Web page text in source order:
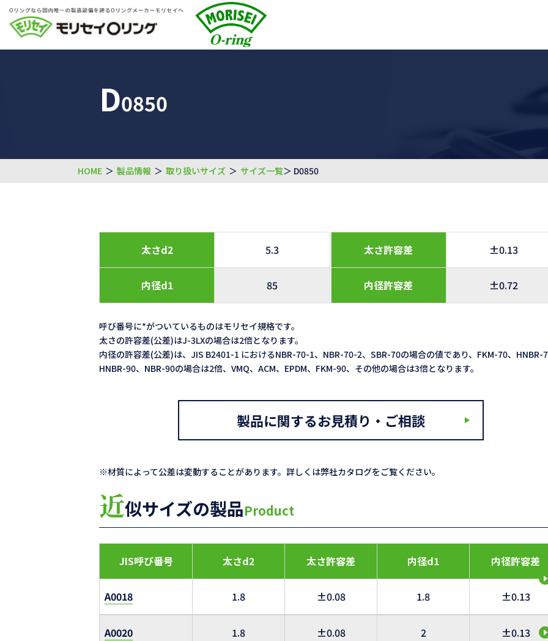
D0850
HOME ＞ 製品情報 ＞ 取り扱いサイズ ＞ サイズ一覧＞ D0850
太さd2 5.3
内径d1 85
太さ許容差 ±0.13
内径許容差 ±0.72
呼び番号に*がついているものはモリセイ規格です。
太さの許容差(公差)はJ-3LXの場合は2倍となります。
内径の許容差(公差)は、JIS B2401-1 におけるNBR-70-1、NBR-70-2、SBR-70の場合の値であり、FKM-70、HNBR-
HNBR-90、NBR-90の場合は2倍、VMQ、ACM、EPDM、FKM-90、その他の場合は3倍となります。
製品に関するお見積り・ご相談
※材質によって公差は変動することがあります。詳しくは弊社カタログをご覧ください。
近似サイズの製品Product
JIS呼び番号 太さd2 太さ許容差 内径d1 内径許容差
A0018 1.8 ±0.08 1.8 ±0.13
A0020 1.8 ±0.08 2 ±0.13